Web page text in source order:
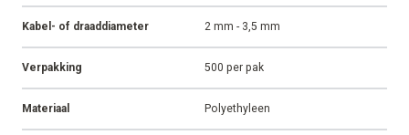
Kabel- of draaddiameter 2 mm - 3,5 mm
Verpakking 500 per pak
Materiaal Polyethyleen